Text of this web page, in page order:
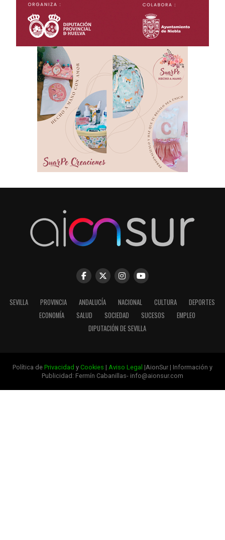
SEVILLA PROVINCIA ANDALUCÍA NACIONAL CULTURA
DEPORTES
ECONOMÍA
SALUD SOCIEDAD SUCESOS
EMPLEO
DIPUTACIÓN DE SEVILLA
Política de Privacidad y Cookies | Aviso Legal |AionSur | Información y
Publicidad: Fermín Cabanillas- info@aionsur.com